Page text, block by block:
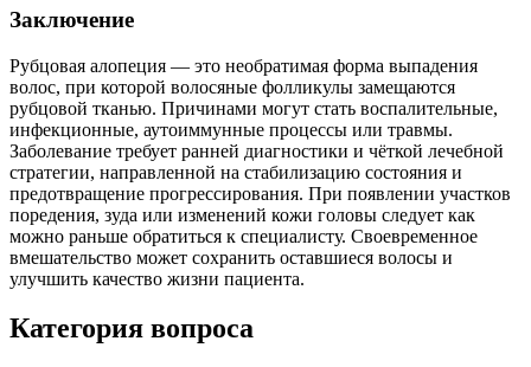
Заключение
Рубцовая алопеция — это необратимая форма выпадения
волос, при которой волосяные фолликулы замещаются
рубцовой тканью. Причинами могут стать воспалительные,
инфекционные, аутоиммунные процессы или травмы.
Заболевание требует ранней диагностики и чёткой лечебной
стратегии, направленной на стабилизацию состояния и
предотвращение прогрессирования. При появлении участков
поредения, зуда или изменений кожи головы следует как
можно раньше обратиться к специалисту. Своевременное
вмешательство может сохранить оставшиеся волосы и
улучшить качество жизни пациента.
Категория вопроса